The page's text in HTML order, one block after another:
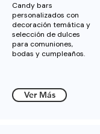
Candy bars
personalizados con
decoración temática y
selección de dulces
para comuniones,
bodas y cumpleaños.
Ver Más